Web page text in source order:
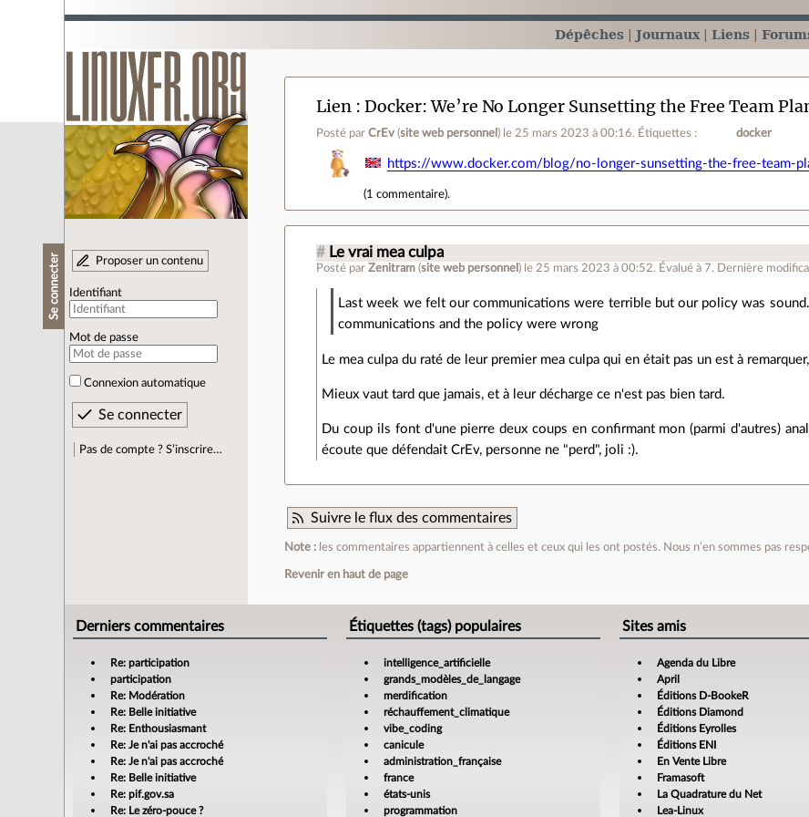
Dépêches Journaux Liens
Se connecter Proposer un contenu
Identifiant
Mot de passe
Connexion automatique
Pas de compte ? S’inscrire…
Lien Docker: We’re No Longer Sunsetting the Free Team
Posté parCrEv (site web personnel ) le 25 mars 2023 à 00:16. Étiquettes : docker
https://www.docker.com/blog/no-longer-sunsetting-the-free-team-
(1 commentaire).
# Le vrai mea culpa
Posté parZenitram (site web personnel ) le 25 mars 2023 à 00:52. Évalué à7. Dernière
Last week we felt our communications were terrible but our policy was
communications and the policy were wrong
Le mea culpa du raté de leur premier mea culpa qui en était pas un est à
Mieux vaut tard que jamais, et à leur décharge ce n'est pas bien tard.
Du coup ils font d'une pierre deux coups en confirmant mon (parmi d'autres)
écoute que défendait CrEv, personne ne "perd", joli :).
Suivre le flux des commentaires
Note : les commentaires appartiennent à celles et ceux qui les ont postés. Nous n’en sommes pas
Revenir en haut de page
Derniers commentaires
Re: participation
participation
Re: Modération
Re: Belle initiative
Re: Enthousiasmant
Re: Je n'ai pas accroché
Re: Je n'ai pas accroché
Re: Belle initiative
Re: pif.gov.sa
Re: Le zéro-pouce ?
Étiquettes (tags) populaires
intelligence_artificielle
grands_modèles_de_langage
merdification
réchauffement_climatique
vibe_coding
canicule
administration_française
france
états-unis
programmation
Sites amis
Agenda du Libre
April
Éditions D-BookeR
Éditions Diamond
Éditions Eyrolles
Éditions ENI
En Vente Libre
Framasoft
La Quadrature du Net
Lea-Linux